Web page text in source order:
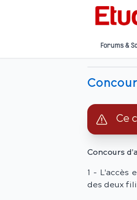
Forums &
Ce
Concours
1 - L'accès
des deux